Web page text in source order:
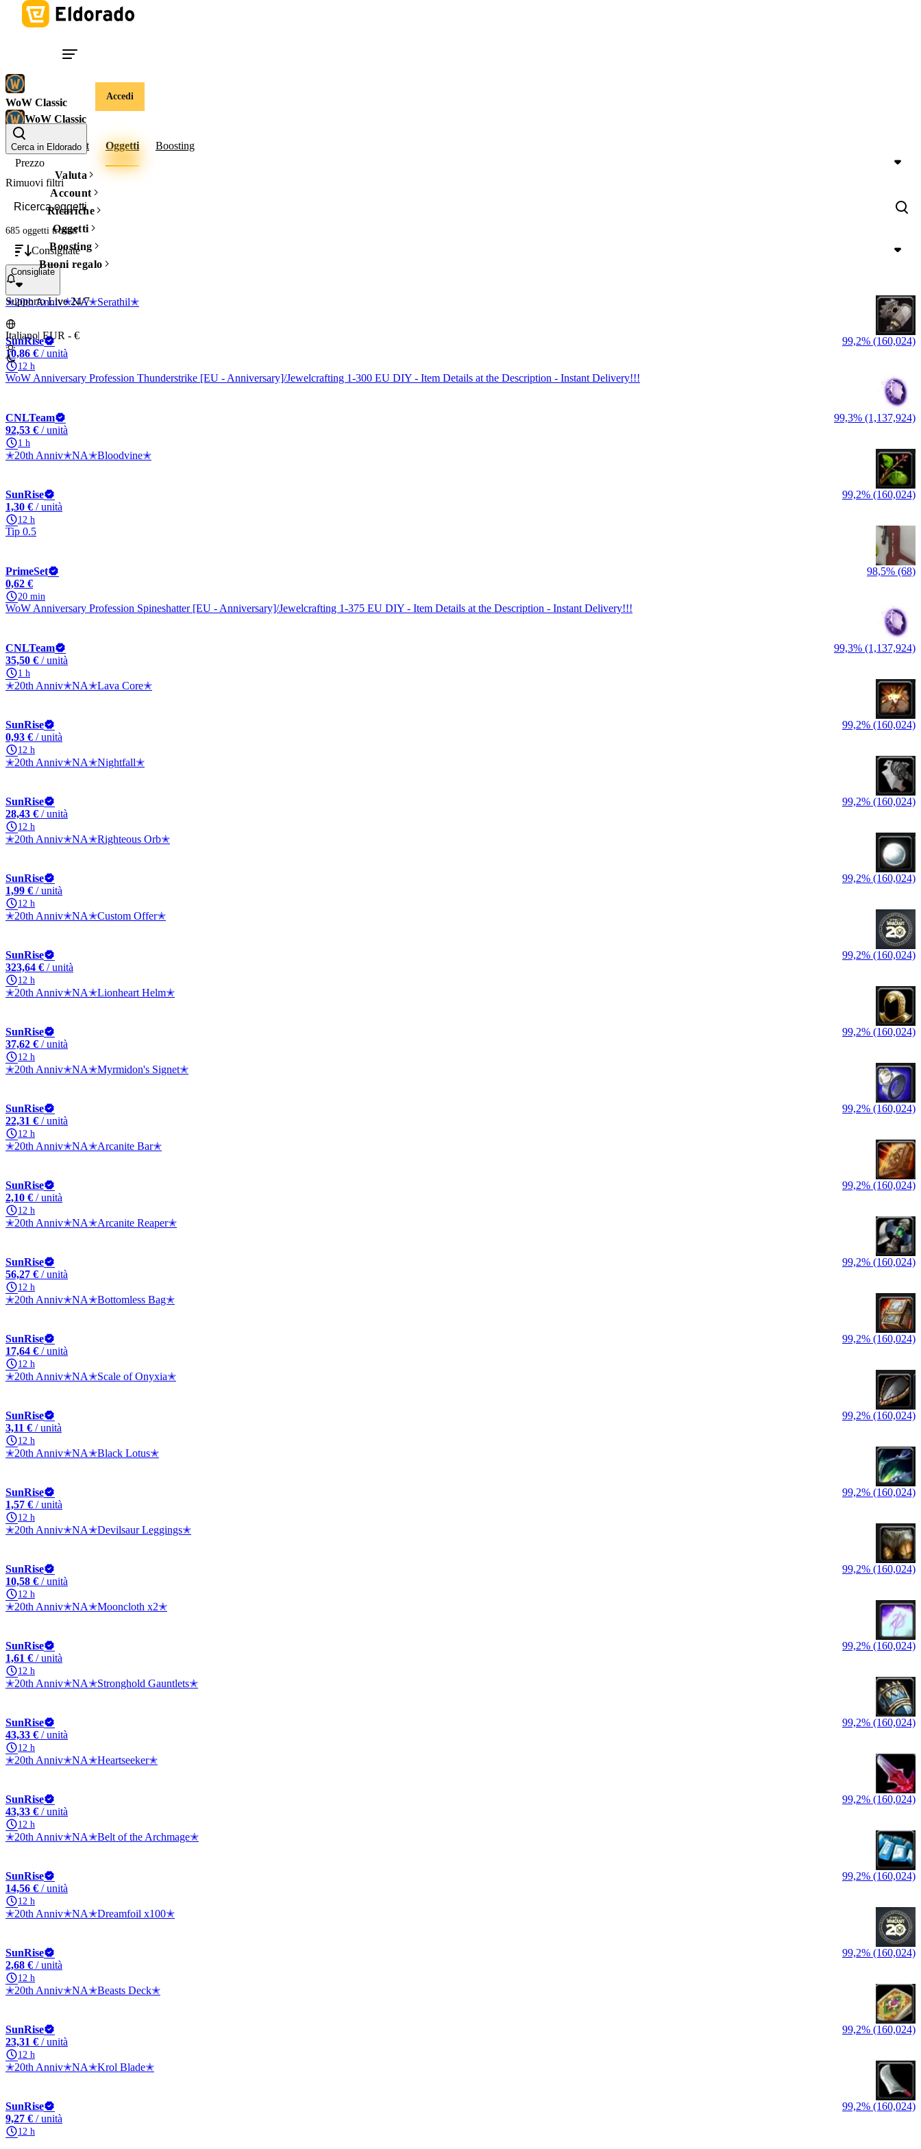
Accedi
Cerca in Eldorado
Valuta
Account
Ricariche
Oggetti
Boosting
Buoni regalo
Supporto Live 24/7
Italiano| EUR - €
WoW Classic
WoW Classic
Gold Account Oggetti
Boosting
Prezzo
Rimuovi filtri
685 oggetti trovati
Consigliate
Consigliate
✭20th Anniv✭NA✭Serathil✭
SunRise
99,2% (160,024)
10,86 € / unità
12 h
WoW Anniversary Profession Thunderstrike [EU - Anniversary]/Jewelcrafting 1-300 EU DIY - Item Details at the Description - Instant Delivery!!!
CNLTeam
99,3% (1,137,924)
92,53 € / unità
1 h
✭20th Anniv✭NA✭Bloodvine✭
SunRise
99,2% (160,024)
1,30 € / unità
12 h
Tip 0.5
PrimeSet
98,5% (68)
0,62 €
20 min
WoW Anniversary Profession Spineshatter [EU - Anniversary]/Jewelcrafting 1-375 EU DIY - Item Details at the Description - Instant Delivery!!!
CNLTeam
99,3% (1,137,924)
35,50 € / unità
1 h
✭20th Anniv✭NA✭Lava Core✭
SunRise
99,2% (160,024)
0,93 € / unità
12 h
✭20th Anniv✭NA✭Nightfall✭
SunRise
99,2% (160,024)
28,43 € / unità
12 h
✭20th Anniv✭NA✭Righteous Orb✭
SunRise
99,2% (160,024)
1,99 € / unità
12 h
✭20th Anniv✭NA✭Custom Offer✭
SunRise
99,2% (160,024)
323,64 € / unità
12 h
✭20th Anniv✭NA✭Lionheart Helm✭
SunRise
99,2% (160,024)
37,62 € / unità
12 h
✭20th Anniv✭NA✭Myrmidon's Signet✭
SunRise
99,2% (160,024)
22,31 € / unità
12 h
✭20th Anniv✭NA✭Arcanite Bar✭
SunRise
99,2% (160,024)
2,10 € / unità
12 h
✭20th Anniv✭NA✭Arcanite Reaper✭
SunRise
99,2% (160,024)
56,27 € / unità
12 h
✭20th Anniv✭NA✭Bottomless Bag✭
SunRise
99,2% (160,024)
17,64 € / unità
12 h
✭20th Anniv✭NA✭Scale of Onyxia✭
SunRise
99,2% (160,024)
3,11 € / unità
12 h
✭20th Anniv✭NA✭Black Lotus✭
SunRise
99,2% (160,024)
1,57 € / unità
12 h
✭20th Anniv✭NA✭Devilsaur Leggings✭
SunRise
99,2% (160,024)
10,58 € / unità
12 h
✭20th Anniv✭NA✭Mooncloth x2✭
SunRise
99,2% (160,024)
1,61 € / unità
12 h
✭20th Anniv✭NA✭Stronghold Gauntlets✭
SunRise
99,2% (160,024)
43,33 € / unità
12 h
✭20th Anniv✭NA✭Heartseeker✭
SunRise
99,2% (160,024)
43,33 € / unità
12 h
✭20th Anniv✭NA✭Belt of the Archmage✭
SunRise
99,2% (160,024)
14,56 € / unità
12 h
✭20th Anniv✭NA✭Dreamfoil x100✭
SunRise
99,2% (160,024)
2,68 € / unità
12 h
✭20th Anniv✭NA✭Beasts Deck✭
SunRise
99,2% (160,024)
23,31 € / unità
12 h
✭20th Anniv✭NA✭Krol Blade✭
SunRise
99,2% (160,024)
9,27 € / unità
12 h